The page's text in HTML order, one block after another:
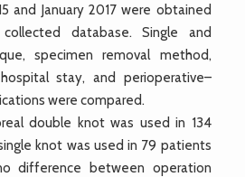
and January 2017 were obtained
database. Single and
specimen removal method,
stay, and perioperative–
were compared.
double knot was used in 134
knot was used in 79 patients
difference between operation